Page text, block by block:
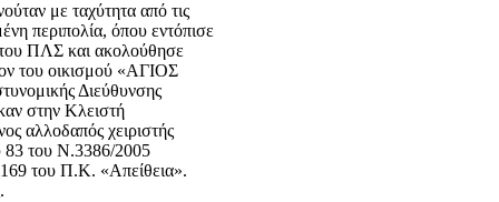
με ταχύτητα από τις
περιπολία, όπου εντόπισε
του ΠΛΣ και ακολούθησε
του οικισμού «ΑΓΙΟΣ
Διεύθυνσης
στην Κλειστή
αλλοδαπός χειριστής
83 του Ν.3386/2005
του Π.Κ. «Απείθεια».